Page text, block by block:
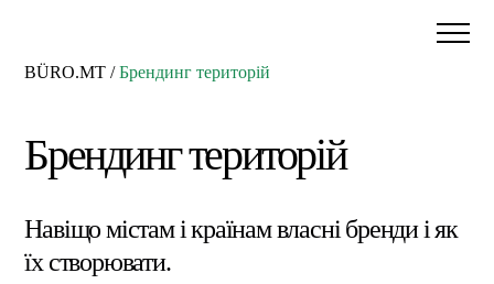
BÜRO.MT /Брендинг територій
Брендинг територій
Навіщо містам і країнам власні бренди і як
їх створювати.